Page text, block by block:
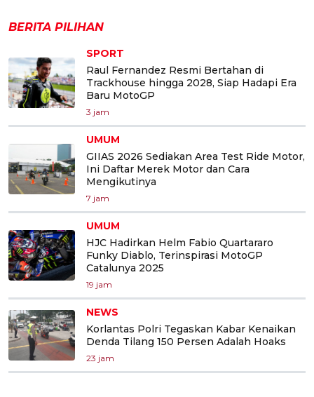
BERITA PILIHAN
SPORT
Raul Fernandez Resmi Bertahan di
Trackhouse hingga 2028, Siap Hadapi Era
Baru MotoGP
3 jam
UMUM
GIIAS 2026 Sediakan Area Test Ride Motor,
Ini Daftar Merek Motor dan Cara
Mengikutinya
7 jam
UMUM
HJC Hadirkan Helm Fabio Quartararo
Funky Diablo, Terinspirasi MotoGP
Catalunya 2025
19 jam
NEWS
Korlantas Polri Tegaskan Kabar Kenaikan
Denda Tilang 150 Persen Adalah Hoaks
23 jam